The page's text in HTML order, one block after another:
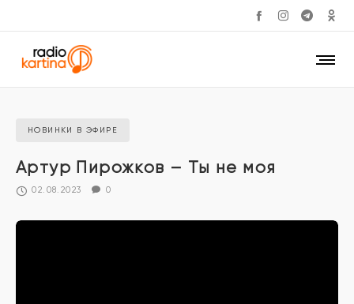
НОВИНКИ В ЭФИРЕ
Артур Пирожков – Ты не моя
02.08.2023 0